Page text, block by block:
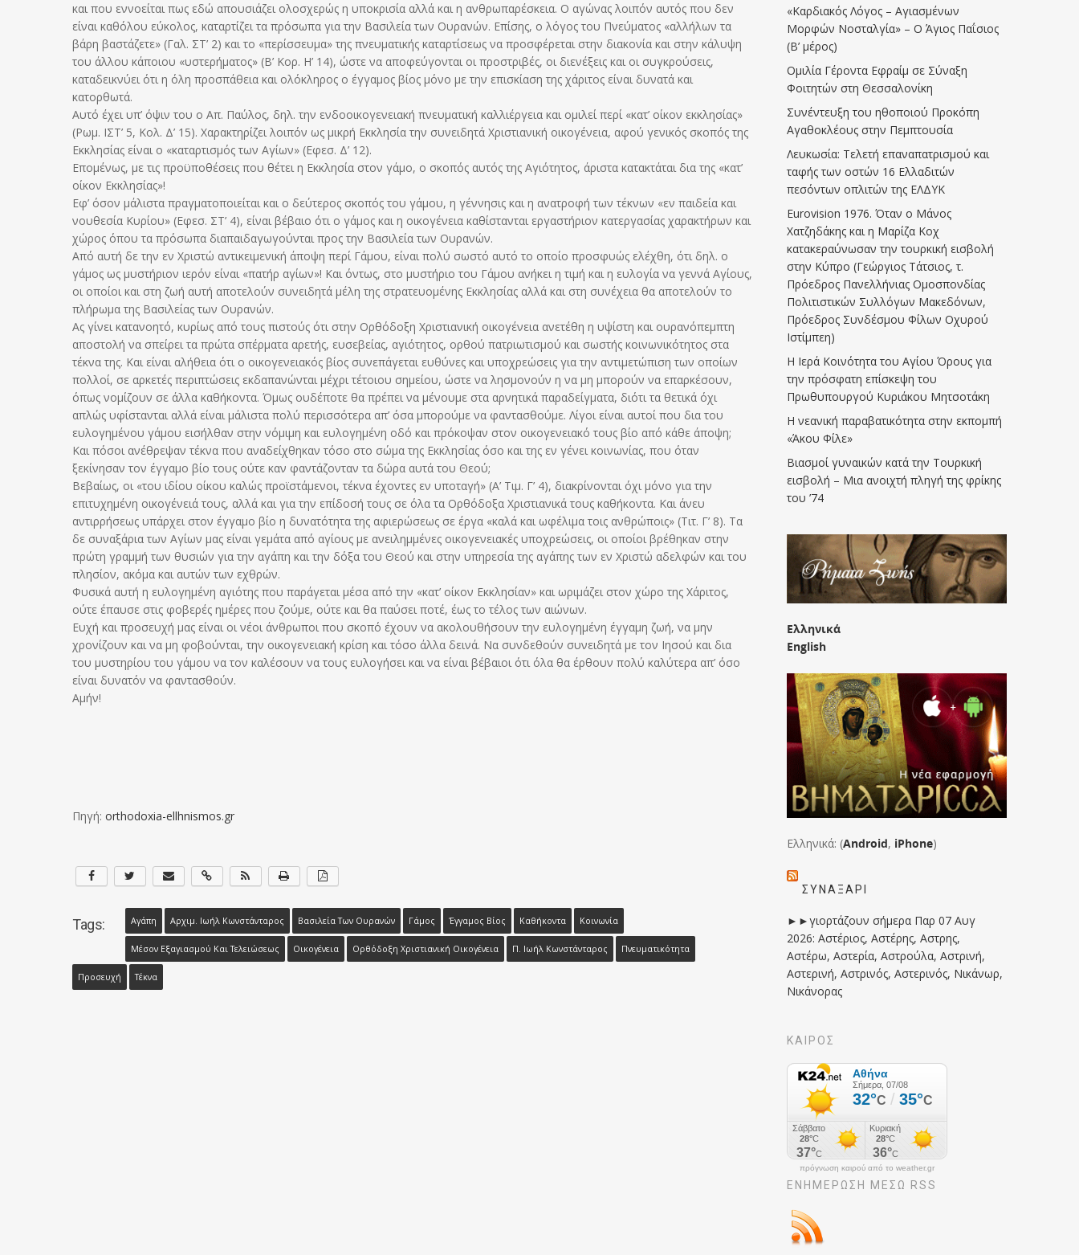
και που εννοείται πως εδώ απουσιάζει ολοσχερώς η υποκρισία αλλά και η ανθρωπαρέσκεια. Ο αγώνας λοιπόν αυτός που δεν
είναι καθόλου εύκολος, καταρτίζει τα πρόσωπα για την Βασιλεία των Ουρανών. Επίσης, ο λόγος του Πνεύματος «αλλήλων τα
βάρη βαστάζετε» (Γαλ. ΣΤ’ 2) και το «περίσσευμα» της πνευματικής καταρτίσεως να προσφέρεται στην διακονία και στην κάλυψη
του άλλου κάποιου «υστερήματος» (Β’ Κορ. Η’ 14), ώστε να αποφεύγονται οι προστριβές, οι διενέξεις και οι συγκρούσεις,
καταδεικνύει ότι η όλη προσπάθεια και ολόκληρος ο έγγαμος βίος μόνο με την επισκίαση της χάριτος είναι δυνατά και
κατορθωτά.
Αυτό έχει υπ’ όψιν του ο Απ. Παύλος, δηλ. την ενδοοικογενειακή πνευματική καλλιέργεια και ομιλεί περί «κατ’ οίκον εκκλησίας»
(Ρωμ. ΙΣΤ’ 5, Κολ. Δ’ 15). Χαρακτηρίζει λοιπόν ως μικρή Εκκλησία την συνειδητά Χριστιανική οικογένεια, αφού γενικός σκοπός της
Εκκλησίας είναι ο «καταρτισμός των Αγίων» (Εφεσ. Δ’ 12).
Επομένως, με τις προϋποθέσεις που θέτει η Εκκλησία στον γάμο, ο σκοπός αυτός της Αγιότητος, άριστα κατακτάται δια της «κατ’
οίκον Εκκλησίας»!
Εφ’ όσον μάλιστα πραγματοποιείται και ο δεύτερος σκοπός του γάμου, η γέννησις και η ανατροφή των τέκνων «εν παιδεία και
νουθεσία Κυρίου» (Εφεσ. ΣΤ’ 4), είναι βέβαιο ότι ο γάμος και η οικογένεια καθίστανται εργαστήριον κατεργασίας χαρακτήρων και
χώρος όπου τα πρόσωπα διαπαιδαγωγούνται προς την Βασιλεία των Ουρανών.
Από αυτή δε την εν Χριστώ αντικειμενική άποψη περί Γάμου, είναι πολύ σωστό αυτό το οποίο προσφυώς ελέχθη, ότι δηλ. ο
γάμος ως μυστήριον ιερόν είναι «πατήρ αγίων»! Και όντως, στο μυστήριο του Γάμου ανήκει η τιμή και η ευλογία να γεννά Αγίους,
οι οποίοι και στη ζωή αυτή αποτελούν συνειδητά μέλη της στρατευομένης Εκκλησίας αλλά και στη συνέχεια θα αποτελούν το
πλήρωμα της Βασιλείας των Ουρανών.
Ας γίνει κατανοητό, κυρίως από τους πιστούς ότι στην Ορθόδοξη Χριστιανική οικογένεια ανετέθη η υψίστη και ουρανόπεμπτη
αποστολή να σπείρει τα πρώτα σπέρματα αρετής, ευσεβείας, αγιότητος, ορθού πατριωτισμού και σωστής κοινωνικότητος στα
τέκνα της. Και είναι αλήθεια ότι ο οικογενειακός βίος συνεπάγεται ευθύνες και υποχρεώσεις για την αντιμετώπιση των οποίων
πολλοί, σε αρκετές περιπτώσεις εκδαπανώνται μέχρι τέτοιου σημείου, ώστε να λησμονούν η να μη μπορούν να επαρκέσουν,
όπως νομίζουν σε άλλα καθήκοντα. Όμως ουδέποτε θα πρέπει να μένουμε στα αρνητικά παραδείγματα, διότι τα θετικά όχι
απλώς υφίστανται αλλά είναι μάλιστα πολύ περισσότερα απ’ όσα μπορούμε να φαντασθούμε. Λίγοι είναι αυτοί που δια του
ευλογημένου γάμου εισήλθαν στην νόμιμη και ευλογημένη οδό και πρόκοψαν στον οικογενειακό τους βίο από κάθε άποψη;
Και πόσοι ανέθρεψαν τέκνα που αναδείχθηκαν τόσο στο σώμα της Εκκλησίας όσο και της εν γένει κοινωνίας, που όταν
ξεκίνησαν τον έγγαμο βίο τους ούτε καν φαντάζονταν τα δώρα αυτά του Θεού;
Βεβαίως, οι «του ιδίου οίκου καλώς προϊστάμενοι, τέκνα έχοντες εν υποταγή» (Α’ Τιμ. Γ’ 4), διακρίνονται όχι μόνο για την
επιτυχημένη οικογένειά τους, αλλά και για την επίδοσή τους σε όλα τα Ορθόδοξα Χριστιανικά τους καθήκοντα. Και άνευ
αντιρρήσεως υπάρχει στον έγγαμο βίο η δυνατότητα της αφιερώσεως σε έργα «καλά και ωφέλιμα τοις ανθρώποις» (Τιτ. Γ’ 8). Τα
δε συναξάρια των Αγίων μας είναι γεμάτα από αγίους με ανειλημμένες οικογενειακές υποχρεώσεις, οι οποίοι βρέθηκαν στην
πρώτη γραμμή των θυσιών για την αγάπη και την δόξα του Θεού και στην υπηρεσία της αγάπης των εν Χριστώ αδελφών και του
πλησίον, ακόμα και αυτών των εχθρών.
Φυσικά αυτή η ευλογημένη αγιότης που παράγεται μέσα από την «κατ’ οίκον Εκκλησίαν» και ωριμάζει στον χώρο της Χάριτος,
ούτε έπαυσε στις φοβερές ημέρες που ζούμε, ούτε και θα παύσει ποτέ, έως το τέλος των αιώνων.
Ευχή και προσευχή μας είναι οι νέοι άνθρωποι που σκοπό έχουν να ακολουθήσουν την ευλογημένη έγγαμη ζωή, να μην
χρονίζουν και να μη φοβούνται, την οικογενειακή κρίση και τόσο άλλα δεινά. Να συνδεθούν συνειδητά με τον Ιησού και δια
του μυστηρίου του γάμου να τον καλέσουν να τους ευλογήσει και να είναι βέβαιοι ότι όλα θα έρθουν πολύ καλύτερα απ’ όσο
είναι δυνατόν να φαντασθούν.
Αμήν!
Πηγή: orthodoxia-ellhnismos.gr
Tags: Αγάπη Αρχιμ. Ιωήλ Κωνστάνταρος Βασιλεία Των Ουρανών Γάμος Έγγαμος Βίος Καθήκοντα Κοινωνία
Μέσον Εξαγιασμού Και Τελειώσεως Οικογένεια Ορθόδοξη Χριστιανική Οικογένεια Π. Ιωήλ Κωνστάνταρος Πνευματικότητα
Προσευχή Τέκνα
«Καρδιακός Λόγος – Αγιασμένων
Μορφών Νοσταλγία» – Ο Άγιος Παΐσιος
(Β’ μέρος)
Ομιλία Γέροντα Εφραίμ σε Σύναξη
Φοιτητών στη Θεσσαλονίκη
Συνέντευξη του ηθοποιού Προκόπη
Αγαθοκλέους στην Πεμπτουσία
Λευκωσία: Τελετή επαναπατρισμού και
ταφής των οστών 16 Ελλαδιτών
πεσόντων οπλιτών της ΕΛΔΥΚ
Eurovision 1976. Όταν ο Μάνος
Χατζηδάκης και η Μαρίζα Κοχ
κατακεραύνωσαν την τουρκική εισβολή
στην Κύπρο (Γεώργιος Τάτσιος, τ.
Πρόεδρος Πανελλήνιας Ομοσπονδίας
Πολιτιστικών Συλλόγων Μακεδόνων,
Πρόεδρος Συνδέσμου Φίλων Οχυρού
Ιστίμπεη)
Η Ιερά Κοινότητα του Αγίου Όρους για
την πρόσφατη επίσκεψη του
Πρωθυπουργού Κυριάκου Μητσοτάκη
Η νεανική παραβατικότητα στην εκπομπή
«Άκου Φίλε»
Βιασμοί γυναικών κατά την Τουρκική
εισβολή – Μια ανοιχτή πληγή της φρίκης
του ’74
Ελληνικά
English
Ελληνικά: (Android, iPhone)
ΣΥΝΑΞΆΡΙ
►►γιορτάζουν σήμερα Παρ 07 Αυγ
2026: Αστέριος, Αστέρης, Αστρης,
Αστέρω, Αστερία, Αστρούλα, Αστρινή,
Αστερινή, Αστρινός, Αστερινός, Νικάνωρ,
Νικάνορας
ΚΑΙΡΟΣ
πρόγνωση καιρού από το weather.gr
ΕΝΗΜΈΡΩΣΉ ΜΕΣΩ RSS